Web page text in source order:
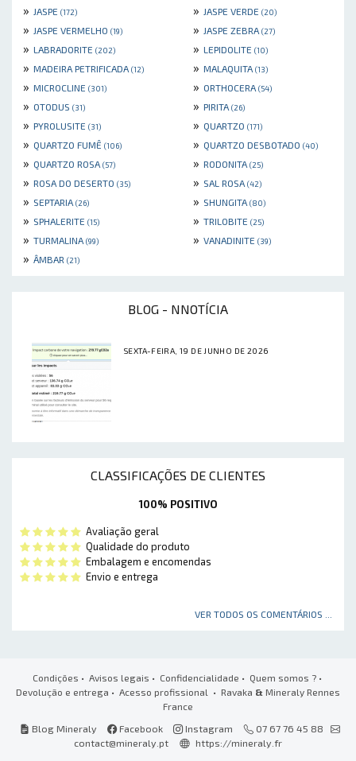
» JASPE (172) » JASPE VERDE (20)
» JASPE VERMELHO (19) » JASPE ZEBRA (27)
» LABRADORITE (202) » LEPIDOLITE (10)
» MADEIRA PETRIFICADA (12) » MALAQUITA (13)
» MICROCLINE (301) » ORTHOCERA (54)
» OTODUS (31) » PIRITA (26)
» PYROLUSITE (31) » QUARTZO (171)
» QUARTZO FUMÊ (106) » QUARTZO DESBOTADO (40)
» QUARTZO ROSA (57) » RODONITA (25)
» ROSA DO DESERTO (35) » SAL ROSA (42)
» SEPTARIA (26) » SHUNGITA (80)
» SPHALERITE (15) » TRILOBITE (25)
» TURMALINA (99) » VANADINITE (39)
» ÂMBAR (21)
BLOG - NNOTÍCIA
SEXTA-FEIRA, 19 DE JUNHO DE 2026
CLASSIFICAÇÕES DE CLIENTES
100% POSITIVO
Avaliação geral
Qualidade do produto
Embalagem e encomendas
Envio e entrega
VER TODOS OS COMENTÁRIOS ...
Condições • Avisos legais • Confidencialidade • Quem somos ?•
Devolução e entrega • Acesso profissional • Ravaka & Mineraly Rennes
France
Blog Mineraly
Facebook Instagram
07 67 76 45 88
contact@mineraly.pt
https://mineraly.fr